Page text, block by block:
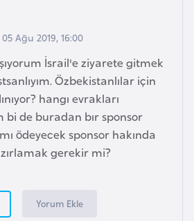
Ağu 2019, 16:00
İsrail'e ziyarete gitmek
Özbekistanlılar için
hangı evrakları
bi de buradan bır sponsor
ödeyecek sponsor hakında
gerekir mi?
Yorum Ekle